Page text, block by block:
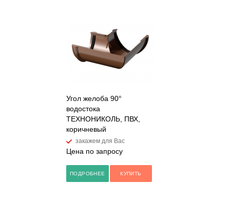
Угол желоба 90°
водостока
ТЕХНОНИКОЛЬ, ПВХ,
коричневый
закажем для Вас
Цена по запросу
ПОДРОБНЕЕ КУПИТЬ